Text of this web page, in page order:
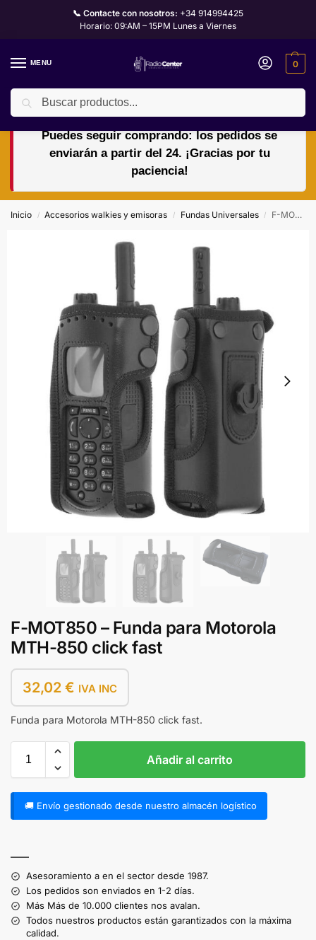
📞 Contacte con nosotros: +34 914994425
Horario: 09:AM – 15PM Lunes a Viernes
MENU 0
🏖️🌴VACACIONES del 10 al 24 de agosto.
Puedes seguir comprando: los pedidos se
enviarán a partir del 24. ¡Gracias por tu
paciencia!
Inicio / Accesorios walkies y emisoras / Fundas Universales / F-MOT850 – Funda para Motorola MTH-850 click fast
F-MOT850 – Funda para Motorola
MTH-850 click fast
32,02 € IVA INC
Funda para Motorola MTH-850 click fast.
Añadir al carrito
🚚 Envío gestionado desde nuestro almacén logístico
l
t
e
r
n
——
Asesoramiento a en el sector desde 1987.
Los pedidos son enviados en 1-2 días.
Más Más de 10.000 clientes nos avalan.
Todos nuestros productos están garantizados con la máxima
calidad.